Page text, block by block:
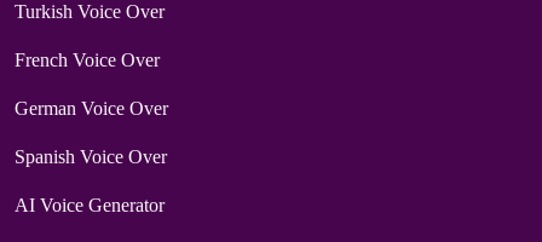
Turkish Voice Over
French Voice Over
German Voice Over
Spanish Voice Over
AI Voice Generator